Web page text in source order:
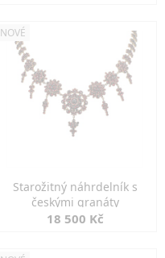
NOVÉ
Starožitný náhrdelník s
českými granáty
18 500 Kč